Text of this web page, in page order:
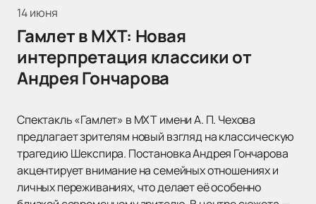
14 июня
Гамлет в МХТ: Новая
интерпретация классики от
Андрея Гончарова
Спектакль «Гамлет» в МХТ имени А. П. Чехова
предлагает зрителям новый взгляд на классическую
трагедию Шекспира. Постановка Андрея Гончарова
акцентирует внимание на семейных отношениях и
личных переживаниях, что делает её особенно